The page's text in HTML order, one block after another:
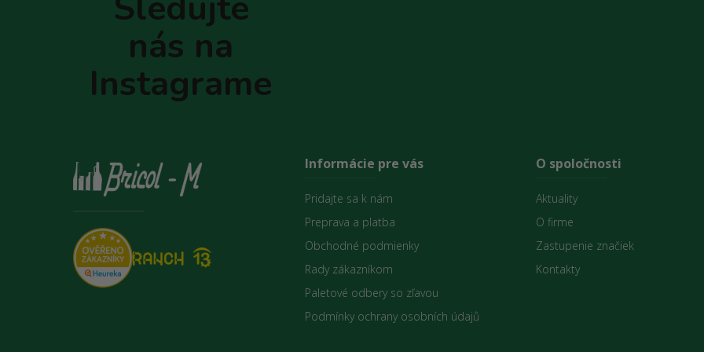
nás na
Instagrame
Informácie pre vás
Pridajte sa k nám
Preprava a platba
Obchodné podmienky
Rady zákazníkom
Paletové odbery so zľavou
Podmínky ochrany osobních údajů
O spoločnosti
Aktuality
O firme
Zastupenie značiek
Kontakty